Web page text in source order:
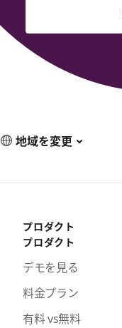
地域を変更
プロダクト
プロダクト
デモを見る
料金プラン
有料 vs無料